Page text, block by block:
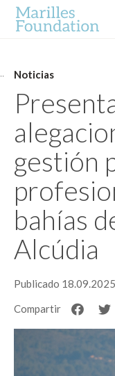
Noticias
gestión
bahías
Alcúdia
Publicado 18.09.2025
Compartir